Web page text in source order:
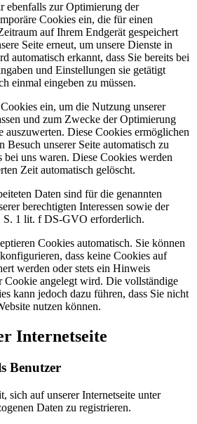
ebenfalls zur Optimierung der
Cookies ein, die für einen
auf Ihrem Endgerät gespeichert
Seite erneut, um unsere Dienste in
automatisch erkannt, dass Sie bereits bei
und Einstellungen sie getätigt
einmal eingeben zu müssen.
ein, um die Nutzung unserer
und zum Zwecke der Optimierung
auszuwerten. Diese Cookies ermöglichen
Besuch unserer Seite automatisch zu
bei uns waren. Diese Cookies werden
Zeit automatisch gelöscht.
Daten sind für die genannten
berechtigten Interessen sowie der
S. 1 lit. f DS-GVO erforderlich.
Cookies automatisch. Sie können
dass keine Cookies auf
werden oder stets ein Hinweis
Cookie angelegt wird. Die vollständige
kann jedoch dazu führen, dass Sie nicht
nutzen können.
Internetseite
Benutzer
sich auf unserer Internetseite unter
Daten zu registrieren.